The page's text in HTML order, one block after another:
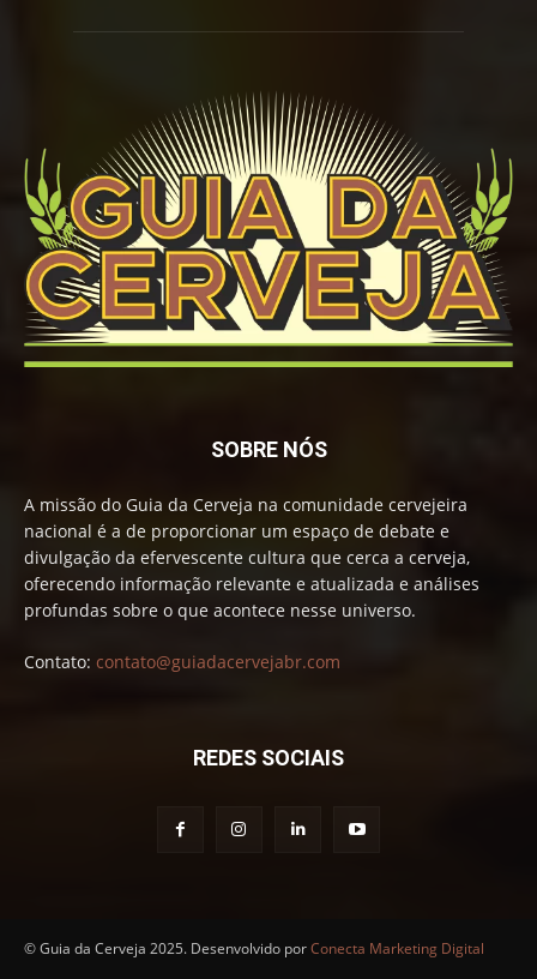
SOBRE NÓS
A missão do Guia da Cerveja na comunidade cervejeira
nacional é a de proporcionar um espaço de debate e
divulgação da efervescente cultura que cerca a cerveja,
oferecendo informação relevante e atualizada e análises
profundas sobre o que acontece nesse universo.
Contato: contato@guiadacervejabr.com
REDES SOCIAIS
© Guia da Cerveja 2025. Desenvolvido porConecta Marketing Digital